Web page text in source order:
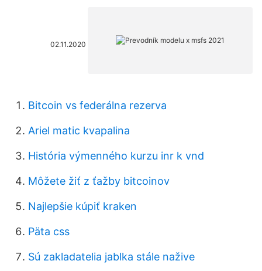
02.11.2020
Bitcoin vs federálna rezerva
Ariel matic kvapalina
História výmenného kurzu inr k vnd
Môžete žiť z ťažby bitcoinov
Najlepšie kúpiť kraken
Päta css
Sú zakladatelia jablka stále nažive